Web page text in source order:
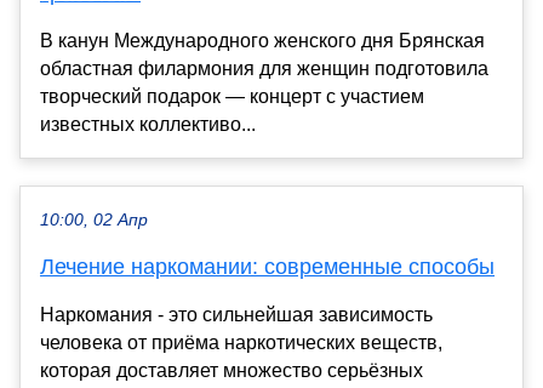
В канун Международного женского дня Брянская
областная филармония для женщин подготовила
творческий подарок — концерт с участием
известных коллективо...
10:00, 02 Апр
Лечение наркомании: современные способы
Наркомания - это сильнейшая зависимость
человека от приёма наркотических веществ,
которая доставляет множество серьёзных